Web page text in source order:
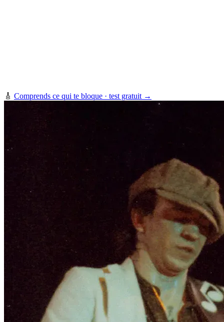
🎸 Comprends ce qui te bloque · test gratuit →